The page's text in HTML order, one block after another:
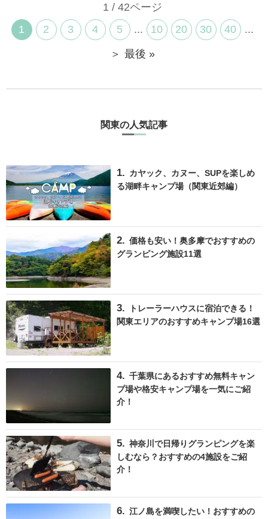
1 / 42ページ
1
2 3 4 5 ... 10 20 30 40 ...
＞ 最後 »
関東の人気記事
カヤック、カヌー、SUPを楽しめ
る湖畔キャンプ場（関東近郊編）
価格も安い！奥多摩でおすすめの
グランピング施設11選
トレーラーハウスに宿泊できる！
関東エリアのおすすめキャンプ場16選
千葉県にあるおすすめ無料キャン
プ場や格安キャンプ場を一気にご紹
介！
神奈川で日帰りグランピングを楽
しむなら？おすすめの4施設をご紹
介！
江ノ島を満喫したい！おすすめの